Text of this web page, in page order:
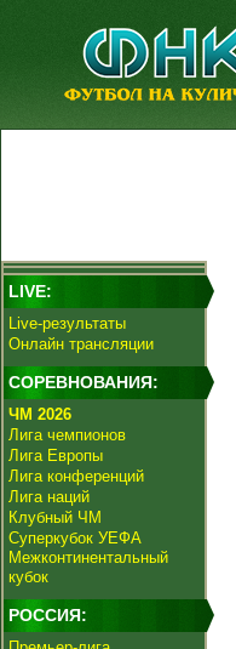
LIVE:
Live-результаты
Онлайн трансляции
СОРЕВНОВАНИЯ:
ЧМ 2026
Лига чемпионов
Лига Европы
Лига конференций
Лига наций
Клубный ЧМ
Суперкубок УЕФА
Межконтинентальный
кубок
РОССИЯ: